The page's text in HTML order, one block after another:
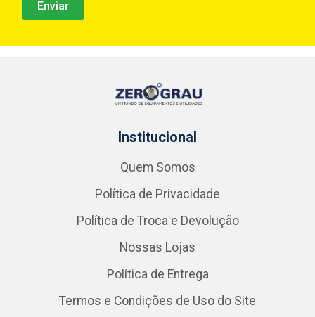
Institucional
Quem Somos
Política de Privacidade
Política de Troca e Devolução
Nossas Lojas
Política de Entrega
Termos e Condições de Uso do Site